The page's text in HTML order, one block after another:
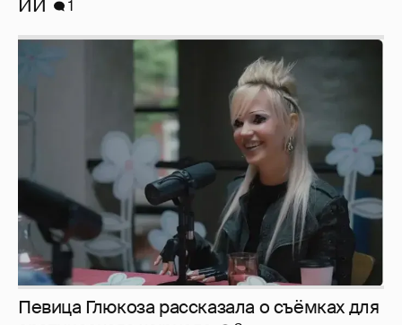
Певица Глюкоза рассказала о съёмках для
эротического журнала
3